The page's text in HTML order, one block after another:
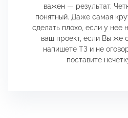
важен — результат.
понятный. Даже самая
сделать плохо, если у нее
ваш проект, если Вы же
напишете ТЗ и не
поставите